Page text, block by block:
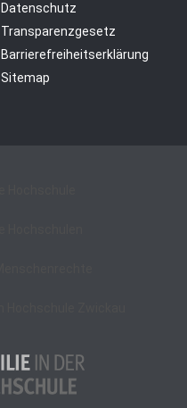
Datenschutz
Transparenzgesetz
Barrierefreiheitserklärung
Sitemap